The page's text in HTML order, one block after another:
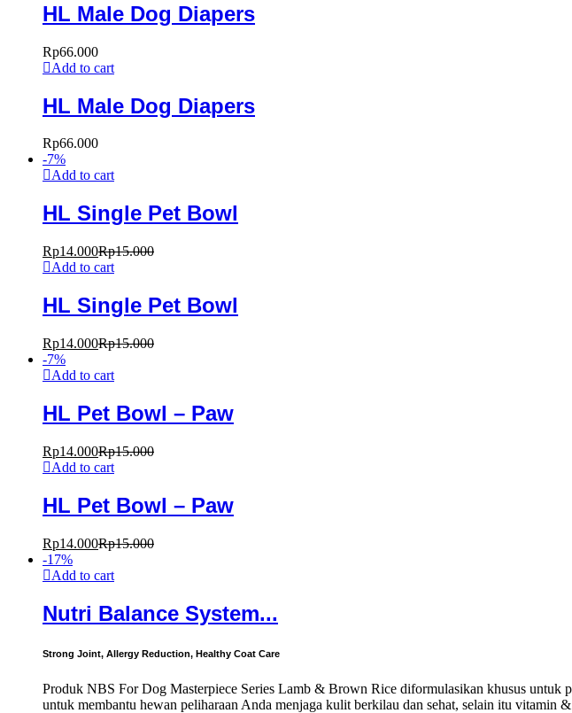
HL Male Dog Diapers
Rp66.000
Add to cart
HL Male Dog Diapers
Rp66.000
-7%
Add to cart
HL Single Pet Bowl
Rp14.000Rp15.000
Add to cart
HL Single Pet Bowl
Rp14.000Rp15.000
-7%
Add to cart
HL Pet Bowl – Paw
Rp14.000Rp15.000
Add to cart
HL Pet Bowl – Paw
Rp14.000Rp15.000
-17%
Add to cart
Nutri Balance System...
Strong Joint, Allergy Reduction, Healthy Coat Care
Produk NBS For Dog Masterpiece Series Lamb & Brown Rice diformulasikan khusus untuk
untuk membantu hewan peliharaan Anda menjaga kulit berkilau dan sehat, selain itu vitamin